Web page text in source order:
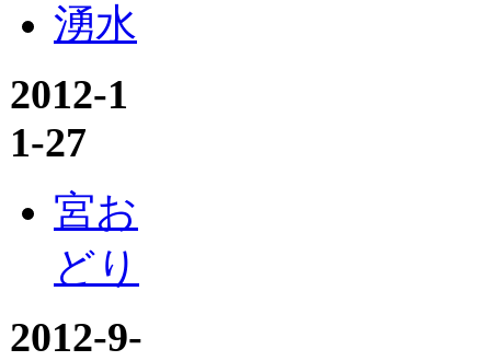
湧水
2012-1
1-27
宮お
どり
2012-9-